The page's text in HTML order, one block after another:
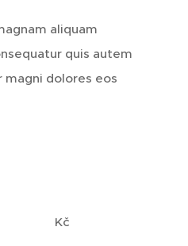
aliquam
quis autem
magni dolores eos
Kč